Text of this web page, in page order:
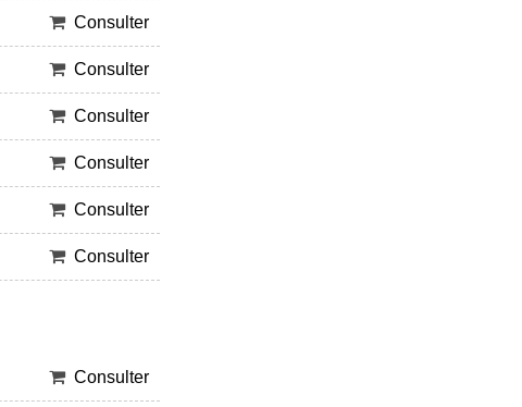
Consulter
Consulter
Consulter
Consulter
Consulter
Consulter
Consulter